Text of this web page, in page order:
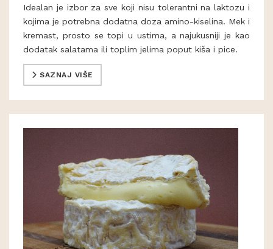
Idealan je izbor za sve koji nisu tolerantni na laktozu i
kojima je potrebna dodatna doza amino-kiselina. Mek i
kremast, prosto se topi u ustima, a najukusniji je kao
dodatak salatama ili toplim jelima poput kiša i pice.
SAZNAJ VIŠE